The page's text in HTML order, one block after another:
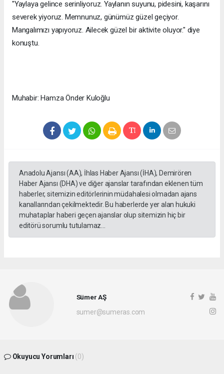
"Yaylaya gelince serinliyoruz. Yaylanın suyunu, pidesini, kaşarını
severek yiyoruz. Memnunuz, günümüz güzel geçiyor.
Mangalımızı yapıyoruz. Ailecek güzel bir aktivite oluyor." diye
konuştu.
Muhabir: Hamza Önder Kuloğlu
Anadolu Ajansı (AA), İhlas Haber Ajansı (İHA), Demirören
Haber Ajansı (DHA) ve diğer ajanslar tarafından eklenen tüm
haberler, sitemizin editörlerinin müdahalesi olmadan ajans
kanallarından çekilmektedir. Bu haberlerde yer alan hukuki
muhataplar haberi geçen ajanslar olup sitemizin hiç bir
editörü sorumlu tutulamaz...
Sümer AŞ
sumer@sumeras.com
Okuyucu Yorumları (0)